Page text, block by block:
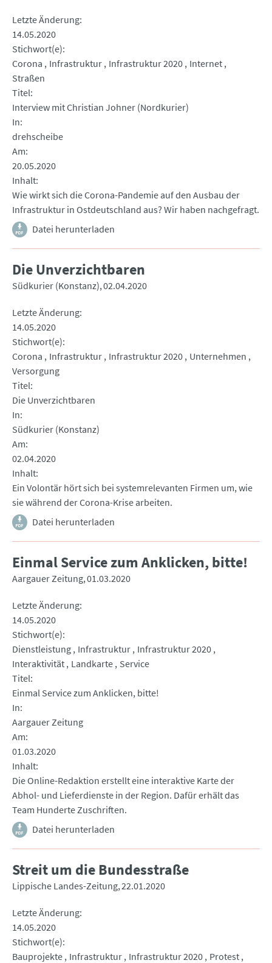
Letzte Änderung
14.05.2020
Stichwort(e)
Corona
Infrastruktur Infrastruktur 2020 Internet
Straßen
Titel
Interview mit Christian Johner (Nordkurier)
In
drehscheibe
Am
20.05.2020
Inhalt
Wie wirkt sich die Corona-Pandemie auf den Ausbau der
Infrastruktur in Ostdeutschland aus? Wir haben nachgefragt.
Datei herunterladen
Die Unverzichtbaren
Südkurier (Konstanz) 02.04.2020
Letzte Änderung
14.05.2020
Stichwort(e)
Corona
Infrastruktur Infrastruktur 2020 Unternehmen
Versorgung
Titel
Die Unverzichtbaren
In
Südkurier (Konstanz)
Am
02.04.2020
Inhalt
Ein Volontär hört sich bei systemrelevanten Firmen um, wie
sie während der Corona-Krise arbeiten.
Datei herunterladen
Einmal Service zum Anklicken, bitte!
Aargauer Zeitung 01.03.2020
Letzte Änderung
14.05.2020
Stichwort(e)
Dienstleistung Infrastruktur Infrastruktur 2020
Interaktivität Landkarte Service
Titel
Einmal Service zum Anklicken, bitte!
In
Aargauer Zeitung
Am
01.03.2020
Inhalt
Die Online-Redaktion erstellt eine interaktive Karte der
Abhol- und Lieferdienste in der Region. Dafür erhält das
Team Hunderte Zuschriften.
Datei herunterladen
Streit um die Bundesstraße
Lippische Landes-Zeitung 22.01.2020
Letzte Änderung
14.05.2020
Stichwort(e)
Bauprojekte Infrastruktur Infrastruktur 2020 Protest